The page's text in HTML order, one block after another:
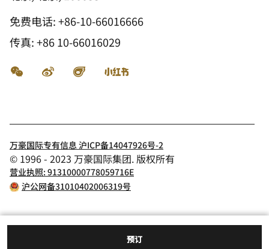
预订
免费电话:+86-10-66016666
传真:+86 10-66016029
微信 微博 飞猪
万豪国际专有信息 沪ICP备14047926号-2
© 1996 - 2023 万豪国际集团. 版权所有
营业执照: 91310000778059716E
沪公网备31010402006319号